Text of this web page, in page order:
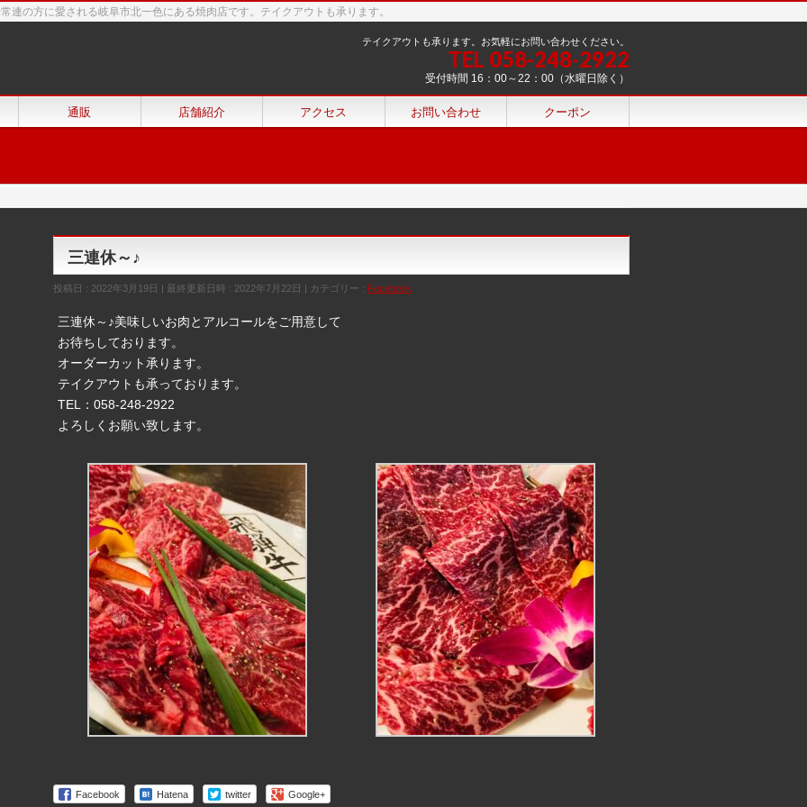
連の方に愛される岐阜市北一色にある焼肉店です。テイクアウトも承ります。
テイクアウトも承ります。お気軽にお問い合わせください。
TEL 058-248-2922
受付時間 16：00～22：00（水曜日除く）
通販 店舗紹介 アクセス お問い合わせ クーポン
三連休～♪
投稿日 : 2022年3月19日 最終更新日時 : 2022年7月22日 カテゴリー : Facebook
三連休～♪美味しいお肉とアルコールをご用意して
お待ちしております。
オーダーカット承ります。
テイクアウトも承っております。
TEL：058-248-2922
よろしくお願い致します。
Facebook Hatena twitter Google+